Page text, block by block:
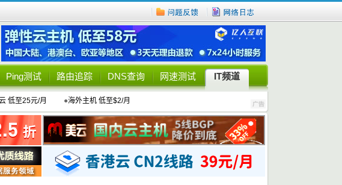
Ping测试 路由追踪 DNS查询 网速测试 IT频道
低至25元/月 ●海外主机 低至$2/月